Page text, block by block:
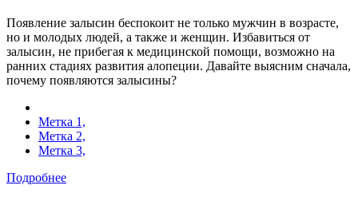
Появление залысин беспокоит не только мужчин в возрасте,
но и молодых людей, а также и женщин. Избавиться от
залысин, не прибегая к медицинской помощи, возможно на
ранних стадиях развития алопеции. Давайте выясним сначала,
почему появляются залысины?
Метка 1,
Метка 2,
Метка 3,
Подробнее